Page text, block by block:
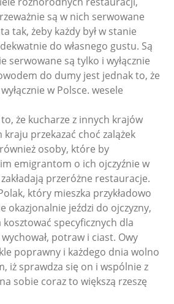
są w nich serwowane
tak, żeby każdy był w stanie
do własnego gustu. Są
serwowane są tylko i wyłącznie
do dumy jest jednak to, że
w Polsce. wesele
że kucharze z innych krajów
przekazać choć zalążek
osoby, które by
emigrantom o ich ojczyźnie w
przeróżne restauracje.
który mieszka przykładowo
okazjonalnie jeździ do ojczyzny,
specyficznych dla
potraw i ciast. Owy
poprawny i każdego dnia wolno
iż sprawdza się on i wspólnie z
sobie coraz to większą rzeszę